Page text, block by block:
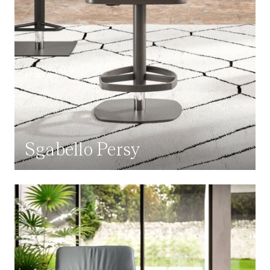
Sgabello Persy